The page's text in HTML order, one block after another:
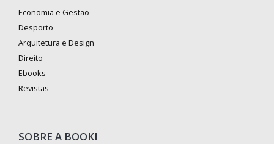
Economia e Gestão
Desporto
Arquitetura e Design
Direito
Ebooks
Revistas
SOBRE A BOOKI